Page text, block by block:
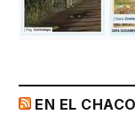
EN EL CHACO